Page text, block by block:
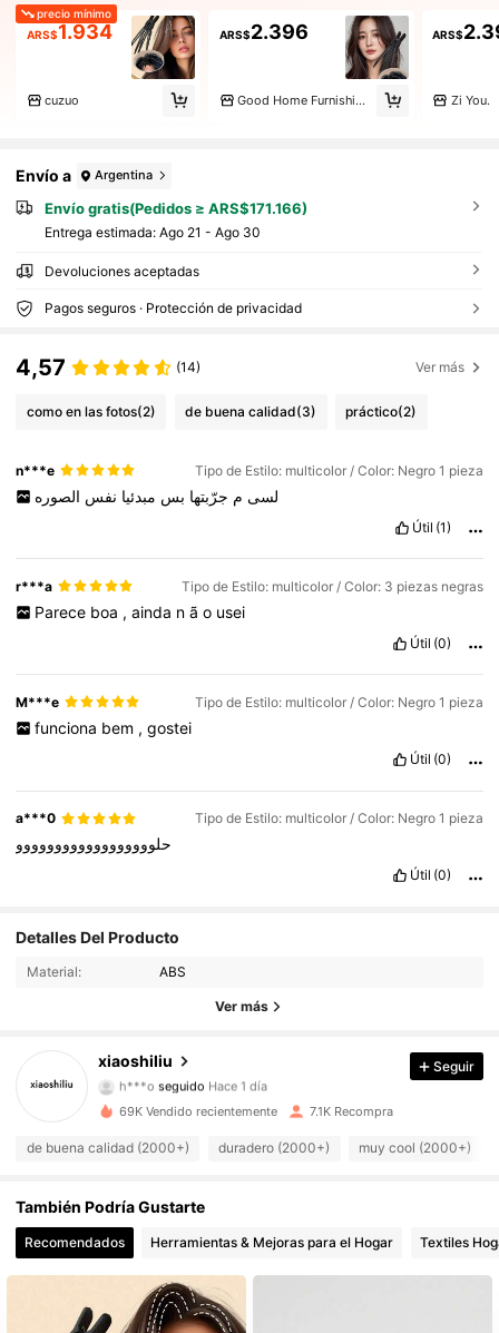
precio mínimo
ARS$1.934
cuzuo
ARS$2.396
Good Home Furnishings.
ARS$
Zi You.
Envío a Argentina
Envío gratis(Pedidos ≥ ARS$171.166)
Entrega estimada: Ago 21 - Ago 30
Devoluciones aceptadas
Pagos seguros · Protección de privacidad
4,57 (14) Ver más
como en las fotos(2) de buena calidad(3) práctico(2)
n***e Tipo de Estilo: multicolor / Color: Negro 1 pieza
لسى م جرّبتها بس مبدئيا نفس الصوره
Útil (1)
r***a Tipo de Estilo: multicolor / Color: 3 piezas negras
Parece boa , ainda n ã o usei
Útil (0)
M***e Tipo de Estilo: multicolor / Color: Negro 1 pieza
funciona bem , gostei
Útil (0)
a***0 Tipo de Estilo: multicolor / Color: Negro 1 pieza
حلوووووووووووووووووو
Útil (0)
Detalles Del Producto
Material: ABS
Ver más
xiaoshiliu
4,85 1.5K Seguidores
h***o seguido Hace 1 día
1.5K Seguidores
4,85 1.5K Seguidores
4,85 1.5K Seguidores
4,85 1.5K Seguidores
4,85 1.5K Seguidores
Seguir
69K Vendido recientemente 7.1K Recompra
de buena calidad (2000+) duradero (2000+) muy cool (2000+)
También Podría Gustarte
Recomendados Herramientas & Mejoras para el Hogar Textiles